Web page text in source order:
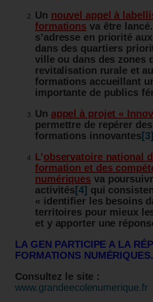
Un nouvel appel à
formations va être lancé.
s’adresse en priorité
dans des quartiers
ville ou dans des zones
revitalisation rurale et
formations accueillant
importante de publics
Un appel à projet «
permettre de repérer
formations innovantes [3]
L’observatoire national
formation et des
numériques va
activités [4] qui
« identifier les besoins
territoires pour mieux
et y apporter une
LA GEN PARTICIPE A LA
FORMATIONS NUMÉRIQUES.
Consultez le site :
www.grandeecolenumerique.fr